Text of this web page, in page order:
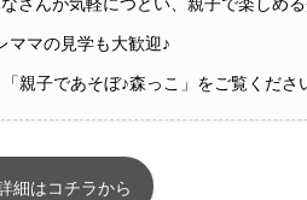
ママの見学も大歓迎♪
親子であそぼ♪森っこ」をご覧くださ
細はコチラから